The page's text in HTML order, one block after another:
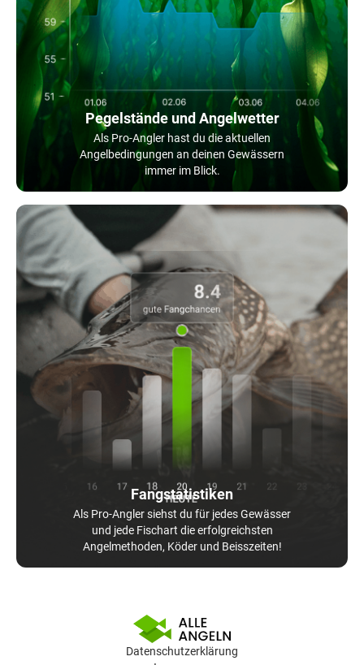
Pegelstände und Angelwetter
Als Pro-Angler hast du die aktuellen
Angelbedingungen an deinen Gewässern
immer im Blick.
Fangstatistiken
Als Pro-Angler siehst du für jedes Gewässer
und jede Fischart die erfolgreichsten
Angelmethoden, Köder und Beisszeiten!
Datenschutzerklärung